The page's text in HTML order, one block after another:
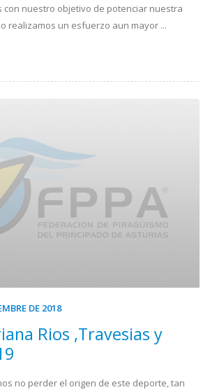
con nuestro objetivo de potenciar nuestra
realizamos un esfuerzo aun mayor ...
DE 2018
Rios ,Travesias y
no perder el origen de este deporte, tan